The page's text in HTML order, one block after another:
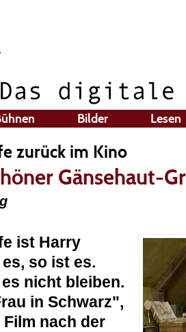
Bilder Lesen
zurück im Kino
Gänsehaut-
ist Harry
so ist es.
nicht bleiben.
in Schwarz",
nach der